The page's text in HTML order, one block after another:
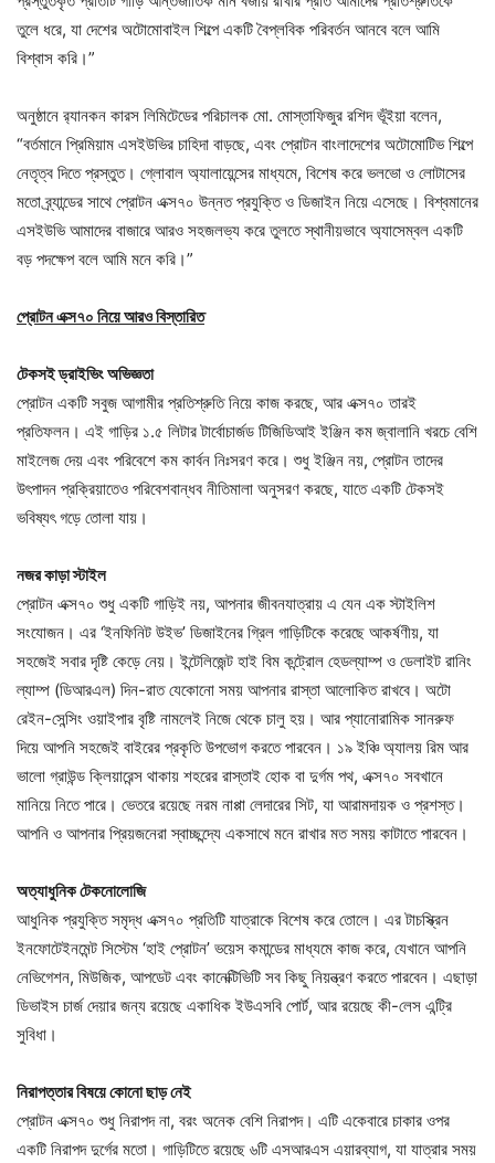
তুলে ধরে, যা দেশের অটোমোবাইল শিল্পে একটি বৈপ্লবিক পরিবর্তন আনবে বলে আমি
বিশ্বাস করি।”
অনুষ্ঠানে র‍্যানকন কারস লিমিটেডের পরিচালক মো. মোস্তাফিজুর রশিদ ভূঁইয়া বলেন,
“বর্তমানে প্রিমিয়াম এসইউভির চাহিদা বাড়ছে, এবং প্রোটন বাংলাদেশের অটোমোটিভ শিল্পে
নেতৃত্ব দিতে প্রস্তুত। গ্লোবাল অ্যালায়েন্সের মাধ্যমে, বিশেষ করে ভলভো ও লোটাসের
মতো ব্র্যান্ডের সাথে প্রোটন এক্স৭০ উন্নত প্রযুক্তি ও ডিজাইন নিয়ে এসেছে। বিশ্বমানের
এসইউভি আমাদের বাজারে আরও সহজলভ্য করে তুলতে স্থানীয়ভাবে অ্যাসেম্বল একটি
বড় পদক্ষেপ বলে আমি মনে করি।”
প্রোটন এক্স৭০ নিয়ে আরও বিস্তারিত
টেকসই ড্রাইভিং অভিজ্ঞতা
প্রোটন একটি সবুজ আগামীর প্রতিশ্রুতি নিয়ে কাজ করছে, আর এক্স৭০ তারই
প্রতিফলন। এই গাড়ির ১.৫ লিটার টার্বোচার্জড টিজিডিআই ইঞ্জিন কম জ্বালানি খরচে বেশি
মাইলেজ দেয় এবং পরিবেশে কম কার্বন নিঃসরণ করে। শুধু ইঞ্জিন নয়, প্রোটন তাদের
উৎপাদন প্রক্রিয়াতেও পরিবেশবান্ধব নীতিমালা অনুসরণ করছে, যাতে একটি টেকসই
ভবিষ্যৎ গড়ে তোলা যায়।
নজর কাড়া স্টাইল
প্রোটন এক্স৭০ শুধু একটি গাড়িই নয়, আপনার জীবনযাত্রায় এ যেন এক স্টাইলিশ
সংযোজন। এর ‘ইনফিনিট উইভ’ ডিজাইনের গ্রিল গাড়িটিকে করেছে আকর্ষণীয়, যা
সহজেই সবার দৃষ্টি কেড়ে নেয়। ইন্টেলিজেন্ট হাই বিম কন্ট্রোল হেডল্যাম্প ও ডেলাইট রানিং
ল্যাম্প (ডিআরএল) দিন-রাত যেকোনো সময় আপনার রাস্তা আলোকিত রাখবে। অটো
রেইন-সেন্সিং ওয়াইপার বৃষ্টি নামলেই নিজে থেকে চালু হয়। আর প্যানোরামিক সানরুফ
দিয়ে আপনি সহজেই বাইরের প্রকৃতি উপভোগ করতে পারবেন। ১৯ ইঞ্চি অ্যালয় রিম আর
ভালো গ্রাউন্ড ক্লিয়ারেন্স থাকায় শহরের রাস্তাই হোক বা দুর্গম পথ, এক্স৭০ সবখানে
মানিয়ে নিতে পারে। ভেতরে রয়েছে নরম নাপ্পা লেদারের সিট, যা আরামদায়ক ও প্রশস্ত।
আপনি ও আপনার প্রিয়জনেরা স্বাচ্ছন্দ্যে একসাথে মনে রাখার মত সময় কাটাতে পারবেন।
অত্যাধুনিক টেকনোলোজি
আধুনিক প্রযুক্তি সমৃদ্ধ এক্স৭০ প্রতিটি যাত্রাকে বিশেষ করে তোলে। এর টাচস্ক্রিন
ইনফোটেইনমেন্ট সিস্টেম ‘হাই প্রোটন’ ভয়েস কমান্ডের মাধ্যমে কাজ করে, যেখানে আপনি
নেভিগেশন, মিউজিক, আপডেট এবং কানেক্টিভিটি সব কিছু নিয়ন্ত্রণ করতে পারবেন। এছাড়া
ডিভাইস চার্জ দেয়ার জন্য রয়েছে একাধিক ইউএসবি পোর্ট, আর রয়েছে কী-লেস এন্ট্রি
সুবিধা।
নিরাপত্তার বিষয়ে কোনো ছাড় নেই
প্রোটন এক্স৭০ শুধু নিরাপদ না, বরং অনেক বেশি নিরাপদ। এটি একেবারে চাকার ওপর
একটি নিরাপদ দুর্গের মতো। গাড়িটিতে রয়েছে ৬টি এসআরএস এয়ারব্যাগ, যা যাত্রার সময়